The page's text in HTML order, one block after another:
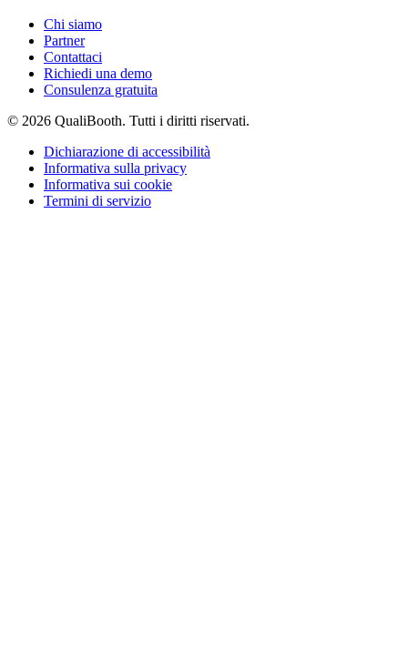
Chi siamo
Partner
Contattaci
Richiedi una demo
Consulenza gratuita
© 2026 QualiBooth. Tutti i diritti riservati.
Dichiarazione di accessibilità
Informativa sulla privacy
Informativa sui cookie
Termini di servizio